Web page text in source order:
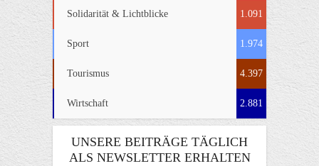
Solidarität & Lichtblicke 1.091
Sport 1.974
Tourismus 4.397
Wirtschaft 2.881
UNSERE BEITRÄGE TÄGLICH
ALS NEWSLETTER ERHALTEN